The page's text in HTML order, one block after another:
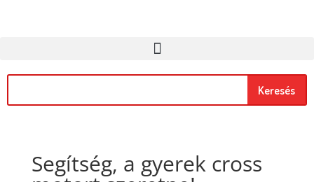
Keresés
Segítség, a gyerek cross